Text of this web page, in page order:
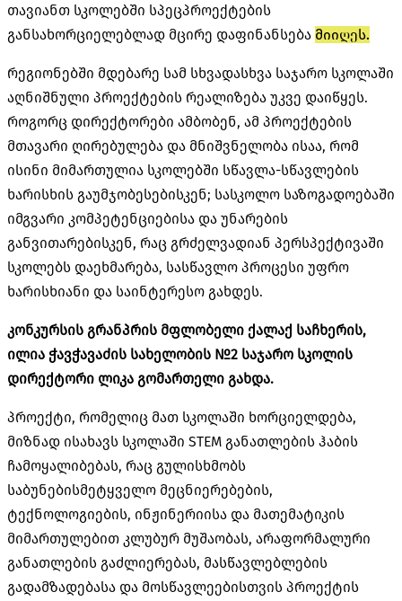
თავიანთ სკოლებში სპეცპროექტების
განსახორციელებლად მცირე დაფინანსება მიიღეს.
რეგიონებში მდებარე სამ სხვადასხვა საჯარო სკოლაში
აღნიშნული პროექტების რეალიზება უკვე დაიწყეს.
როგორც დირექტორები ამბობენ, ამ პროექტების
მთავარი ღირებულება და მნიშვნელობა ისაა, რომ
ისინი მიმართულია სკოლებში სწავლა-სწავლების
ხარისხის გაუმჯობესებისკენ; სასკოლო საზოგადოებაში
იმგვარი კომპეტენციებისა და უნარების
განვითარებისკენ, რაც გრძელვადიან პერსპექტივაში
სკოლებს დაეხმარება, სასწავლო პროცესი უფრო
ხარისხიანი და საინტერესო გახდეს.
კონკურსის გრანპრის მფლობელი ქალაქ საჩხერის,
ილია ჭავჭავაძის სახელობის №2 საჯარო სკოლის
დირექტორი ლიკა გომართელი გახდა.
პროექტი, რომელიც მათ სკოლაში ხორციელდება,
მიზნად ისახავს სკოლაში STEM განათლების ჰაბის
ჩამოყალიბებას, რაც გულისხმობს
საბუნებისმეტყველო მეცნიერებების,
ტექნოლოგიების, ინჟინერიისა და მათემატიკის
მიმართულებით კლუბურ მუშაობას, არაფორმალური
განათლების გაძლიერებას, მასწავლებლების
გადამზადებასა და მოსწავლეებისთვის პროექტის